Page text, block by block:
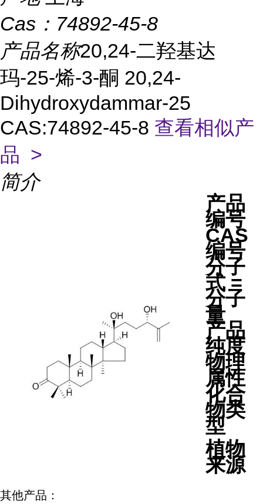
Cas： 74892-45-8
产品名称20,24-二羟基达
玛-25-烯-3-酮 20,24-
Dihydroxydammar-25
CAS:74892-45-8 查看相似产
品 >
简介
产品
编号
CAS
编号
分子
式 =
分子
量
产品
纯度
物理
属性
化合
物类
型
植物
来源
其他产品：